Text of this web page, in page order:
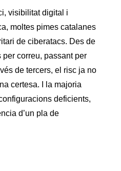
visibilitat digital i
moltes pimes catalanes
de ciberatacs. Des de
correu, passant per
de tercers, el risc ja no
certesa. I la majoria
deficients,
d’un pla de